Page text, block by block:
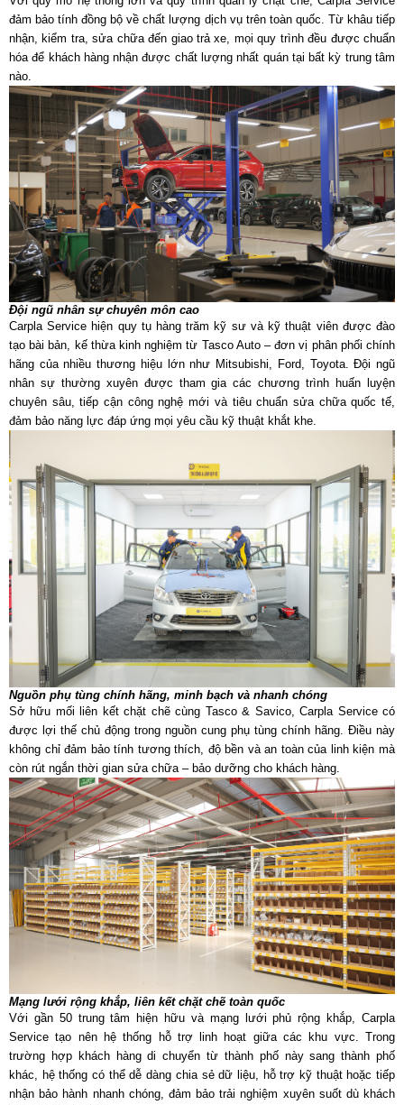
đảm bảo tính đồng bộ về chất lượng dịch vụ trên toàn quốc. Từ khâu tiếp
nhận, kiểm tra, sửa chữa đến giao trả xe, mọi quy trình đều được chuẩn
hóa để khách hàng nhận được chất lượng nhất quán tại bất kỳ trung tâm
nào.
Đội ngũ nhân sự chuyên môn cao
Carpla Service hiện quy tụ hàng trăm kỹ sư và kỹ thuật viên được đào
tạo bài bản, kế thừa kinh nghiệm từ Tasco Auto – đơn vị phân phối chính
hãng của nhiều thương hiệu lớn như Mitsubishi, Ford, Toyota. Đội ngũ
nhân sự thường xuyên được tham gia các chương trình huấn luyện
chuyên sâu, tiếp cận công nghệ mới và tiêu chuẩn sửa chữa quốc tế,
đảm bảo năng lực đáp ứng mọi yêu cầu kỹ thuật khắt khe.
Nguồn phụ tùng chính hãng, minh bạch và nhanh chóng
Sở hữu mối liên kết chặt chẽ cùng Tasco & Savico, Carpla Service có
được lợi thế chủ động trong nguồn cung phụ tùng chính hãng. Điều này
không chỉ đảm bảo tính tương thích, độ bền và an toàn của linh kiện mà
còn rút ngắn thời gian sửa chữa – bảo dưỡng cho khách hàng.
Mạng lưới rộng khắp, liên kết chặt chẽ toàn quốc
Với gần 50 trung tâm hiện hữu và mạng lưới phủ rộng khắp, Carpla
Service tạo nên hệ thống hỗ trợ linh hoạt giữa các khu vực. Trong
trường hợp khách hàng di chuyển từ thành phố này sang thành phố
khác, hệ thống có thể dễ dàng chia sẻ dữ liệu, hỗ trợ kỹ thuật hoặc tiếp
nhận bảo hành nhanh chóng, đảm bảo trải nghiệm xuyên suốt dù khách